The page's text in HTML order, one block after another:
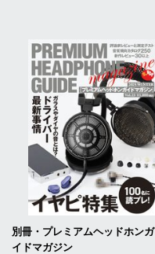
別冊・プレミアムヘッドホンガ
イドマガジン